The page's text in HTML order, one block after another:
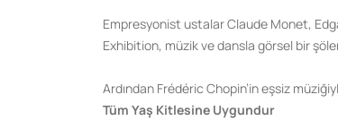
Empresyonist ustalar Claude Monet,
Exhibition, müzik ve dansla görsel bir
Ardından Frédéric Chopin’in eşsiz
Tüm Yaş Kitlesine Uygundur